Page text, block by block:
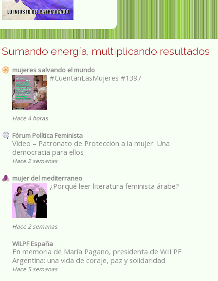
Sumando energía, multiplicando resultados
mujeres salvando el mundo
#CuentanLasMujeres #1397
Hace 4 horas
Fórum Política Feminista
Vídeo – Patronato de Protección a la mujer: Una
democracia para ellos
Hace 2 semanas
mujer del mediterraneo
¿Porqué leer literatura feminista árabe?
Hace 2 semanas
WILPF España
En memoria de María Pagano, presidenta de WILPF
Argentina: una vida de coraje, paz y solidaridad
Hace 5 semanas